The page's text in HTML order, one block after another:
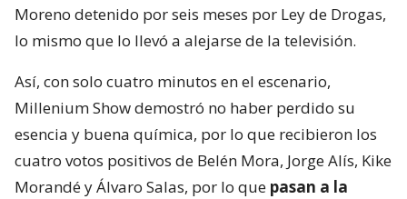
Moreno detenido por seis meses por Ley de Drogas,
lo mismo que lo llevó a alejarse de la televisión.
Así, con solo cuatro minutos en el escenario,
Millenium Show demostró no haber perdido su
esencia y buena química, por lo que recibieron los
cuatro votos positivos de Belén Mora, Jorge Alís, Kike
Morandé y Álvaro Salas, por lo que pasan a la